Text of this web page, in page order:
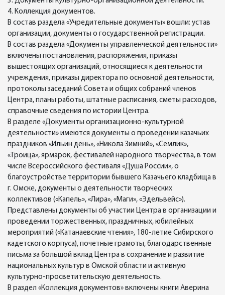
4. Коллекция документов.
В состав раздела «Учредительные документы» вошли: устав
организации, документы о государственной регистрации.
В состав раздела «Документы управленческой деятельности»
включены постановления, распоряжения, приказы
вышестоящих организаций, относящиеся к деятельности
учреждения, приказы директора по основной деятельности,
протоколы заседаний Совета и общих собраний членов
Центра, планы работы, штатные расписания, сметы расходов,
справочные сведения по истории Центра.
В разделе «Документы организационно-культурной
деятельности» имеются документы о проведении казачьих
праздников «Ильин день», «Никола Зимний», «Семлик»,
«Троица», ярмарок, фестивалей народного творчества, в том
числе Всероссийского фестиваля «Душа России», о
благоустройстве территории бывшего Казачьего кладбища в
г. Омске, документы о деятельности творческих
коллективов («Капель», «Лира», «Маги», «Эдельвейс»).
Представлены документы об участии Центра в организации и
проведении торжественных, праздничных, юбилейных
мероприятий («Катанаевские чтения», 180-летие Сибирского
кадетского корпуса), почетные грамоты, благодарственные
письма за большой вклад Центра в сохранение и развитие
национальных культур в Омской области и активную
культурно-просветительскую деятельность.
В раздел «Коллекция документов» включены книги Аверина